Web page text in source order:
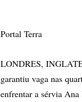
Portal Terra
LONDRES,
garantiu vaga nas
enfrentar a sérvia